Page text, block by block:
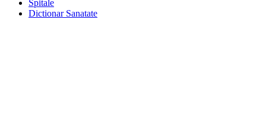
Spitale
Dictionar Sanatate